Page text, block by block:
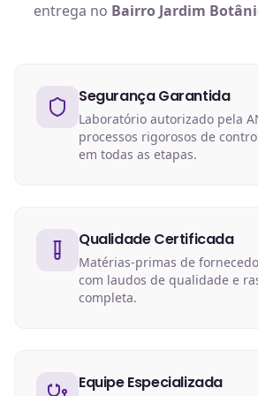
entrega no Bairro Jardim
Segurança Garantida
Laboratório autorizado pela
processos rigorosos de
em todas as etapas.
Qualidade Certificada
Matérias-primas de
com laudos de qualidade e
completa.
Equipe Especializada